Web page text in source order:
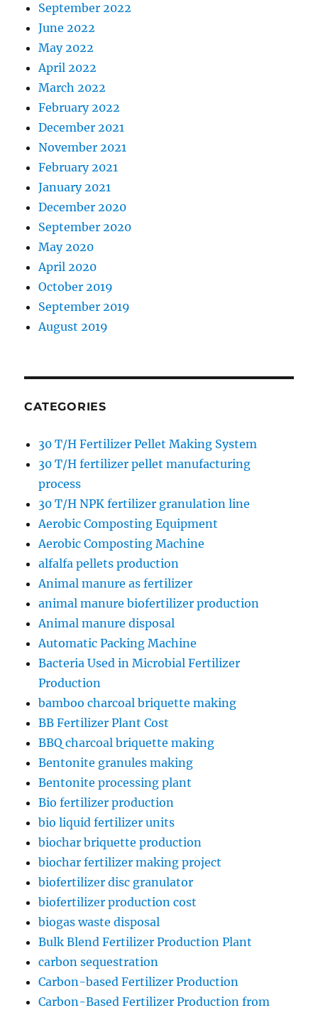
September 2022
June 2022
May 2022
April 2022
March 2022
February 2022
December 2021
November 2021
February 2021
January 2021
December 2020
September 2020
May 2020
April 2020
October 2019
September 2019
August 2019
CATEGORIES
30 T/H Fertilizer Pellet Making System
30 T/H fertilizer pellet manufacturing
process
30 T/H NPK fertilizer granulation line
Aerobic Composting Equipment
Aerobic Composting Machine
alfalfa pellets production
Animal manure as fertilizer
animal manure biofertilizer production
Animal manure disposal
Automatic Packing Machine
Bacteria Used in Microbial Fertilizer
Production
bamboo charcoal briquette making
BB Fertilizer Plant Cost
BBQ charcoal briquette making
Bentonite granules making
Bentonite processing plant
Bio fertilizer production
bio liquid fertilizer units
biochar briquette production
biochar fertilizer making project
biofertilizer disc granulator
biofertilizer production cost
biogas waste disposal
Bulk Blend Fertilizer Production Plant
carbon sequestration
Carbon-based Fertilizer Production
Carbon-Based Fertilizer Production from